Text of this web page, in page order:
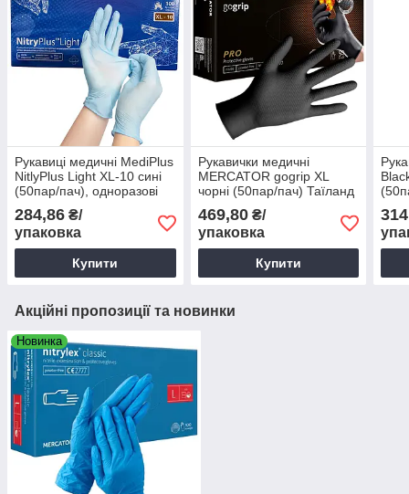
Рукавиці медичні MediPlus
NitlyPlus Light XL-10 сині
(50пар/пач), одноразові
рукавички
284,86 ₴/
упаковка
Купити
Рукавички медичні
MERCATOR gogrip XL
чорні (50пар/пач) Таїланд
469,80₴/
упаковка
Купити
Акційні пропозиції та новинки
Новинка